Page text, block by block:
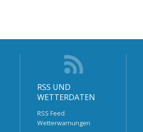
RSS UND
WETTERDATEN
RSS Feed
Wetterwarnungen